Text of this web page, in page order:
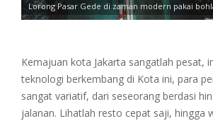
Lorong Pasar Gede di zaman modern pakai
Kemajuan kota Jakarta sangatlah pesat,
teknologi berkembang di Kota ini, para
sangat variatif, dari seseorang berdasi
jalanan. Lihatlah resto cepat saji, hingga